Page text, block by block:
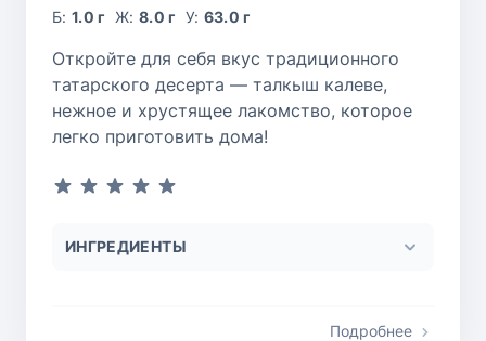
Б:1.0 г Ж: 8.0 г У: 63.0 г
Откройте для себя вкус традиционного
татарского десерта — талкыш калеве,
нежное и хрустящее лакомство, которое
легко приготовить дома!
ИНГРЕДИЕНТЫ
Подробнее